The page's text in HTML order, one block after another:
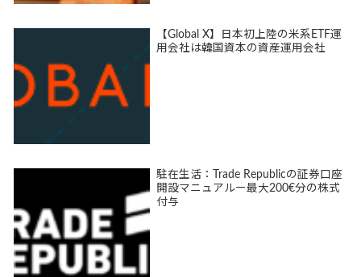
【Global X】日本初上陸の米系ETF運
用会社は韓国資本の資産運用会社
駐在生活：Trade Republicの証券口座
開設マニュアルー最大200€分の株式
付与